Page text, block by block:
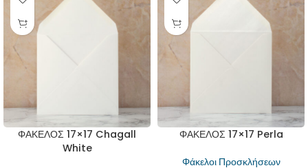
ΦΑΚΕΛΟΣ 17×17 Chagall
White
ΦΑΚΕΛΟΣ 17×17 Perla
Φάκελοι Προσκλήσεων